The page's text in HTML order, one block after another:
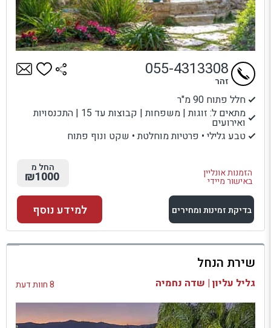
חלל פתוח 90 מ"ר
מתאים ל: זוגות | משפחות | קבוצות עד 15 | התכנסויות
ואירועים
טבע גלילי • פרטיות מוחלטת • שקט ונוף פתוח
הזמנות אונליין
באישור מיידי
055-4313308
זהר
החל מ
₪1000
בדיקת זמינות ומחירים
למתחם זה
בדיקת זמינות ומחירים
למידע נוסף
שירת הנחל
גליל עליון | שדה נחמיה 8 חוות דעת